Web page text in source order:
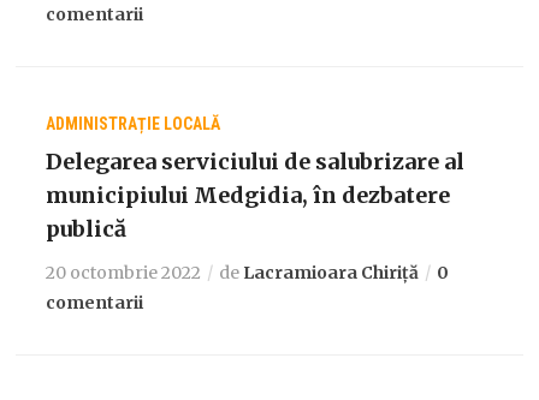
comentarii
ADMINISTRAȚIE LOCALĂ
Delegarea serviciului de salubrizare al
municipiului Medgidia, în dezbatere
publică
20 octombrie 2022 de Lacramioara Chiriță
0
comentarii